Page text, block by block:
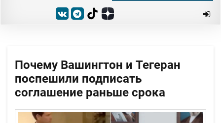
Почему Вашингтон и Тегеран
поспешили подписать
соглашение раньше срока